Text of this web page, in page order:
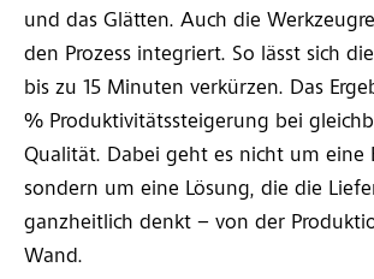
und das Glätten. Auch die
den Prozess integriert. So lässt sich
bis zu 15 Minuten verkürzen. Das
% Produktivitätssteigerung bei
Qualität. Dabei geht es nicht um eine
sondern um eine Lösung, die die
ganzheitlich denkt – von der
Wand.